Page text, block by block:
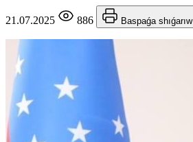
21.07.2025 886 Baspaǵa shıǵarıw